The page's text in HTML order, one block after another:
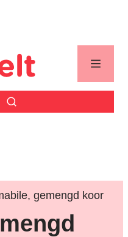
Zoek tonen / verbergen
Menu
gemengd koor